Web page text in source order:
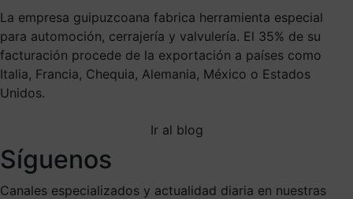
La empresa guipuzcoana fabrica herramienta especial
para automoción, cerrajería y valvulería. El 35% de su
facturación procede de la exportación a países como
Italia, Francia, Chequia, Alemania, México o Estados
Unidos.
Ir al blog
Síguenos
Canales especializados y actualidad diaria en nuestras